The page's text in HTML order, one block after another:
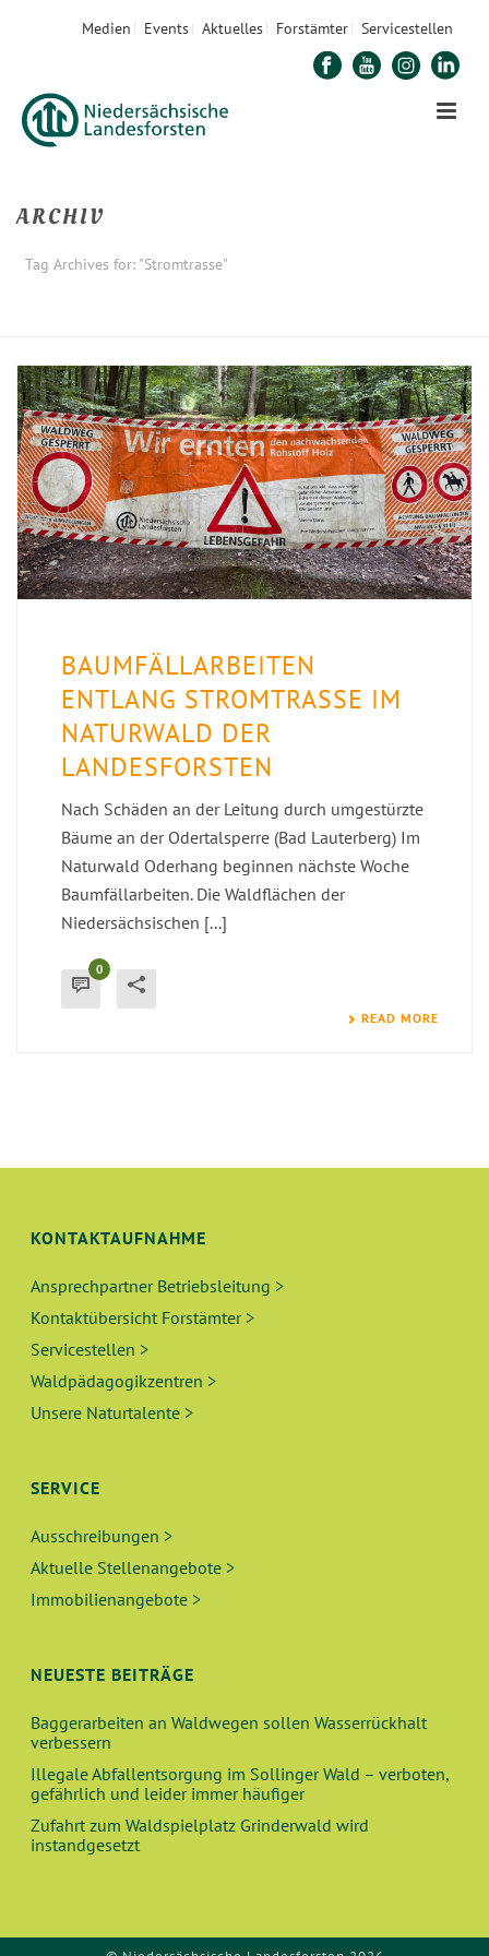
Medien Events Aktuelles Forstämter Servicestellen
ARCHIV
Tag Archives for: "Stromtrasse"
BAUMFÄLLARBEITEN
ENTLANG STROMTRASSE IM
NATURWALD DER
LANDESFORSTEN
Nach Schäden an der Leitung durch umgestürzte
Bäume an der Odertalsperre (Bad Lauterberg) Im
Naturwald Oderhang beginnen nächste Woche
Baumfällarbeiten. Die Waldflächen der
Niedersächsischen [...]
0
READ MORE
KONTAKTAUFNAHME
Ansprechpartner Betriebsleitung >
Kontaktübersicht Forstämter >
Servicestellen >
Waldpädagogikzentren >
Unsere Naturtalente >
SERVICE
Ausschreibungen >
Aktuelle Stellenangebote >
Immobilienangebote >
NEUESTE BEITRÄGE
Baggerarbeiten an Waldwegen sollen Wasserrückhalt
verbessern
Illegale Abfallentsorgung im Sollinger Wald – verboten,
gefährlich und leider immer häufiger
Zufahrt zum Waldspielplatz Grinderwald wird
instandgesetzt